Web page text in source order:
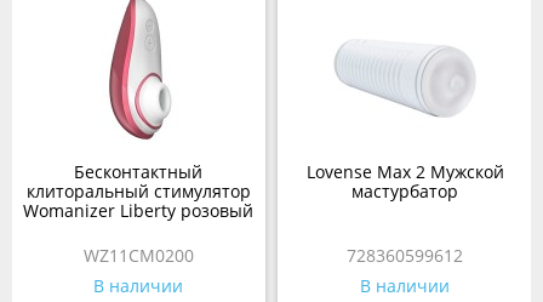
Бесконтактный
клиторальный стимулятор
Womanizer Liberty розовый
WZ11CM0200
В наличии
Lovense Max 2 Мужской
мастурбатор
728360599612
В наличии